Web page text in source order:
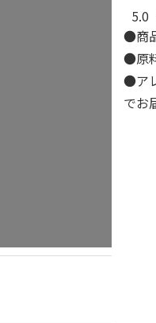
5.0
●商
●原
●ア
でお